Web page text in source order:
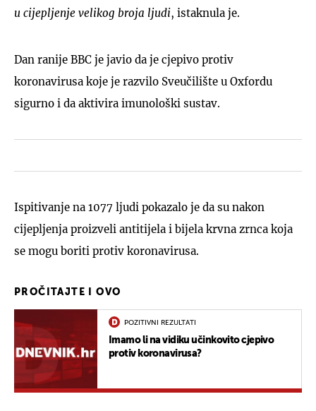
u cijepljenje velikog broja ljudi, istaknula je.
Dan ranije BBC je javio da je cjepivo protiv
koronavirusa koje je razvilo Sveučilište u Oxfordu
sigurno i da aktivira imunološki sustav.
Ispitivanje na 1077 ljudi pokazalo je da su nakon
cijepljenja proizveli antitijela i bijela krvna zrnca koja
se mogu boriti protiv koronavirusa.
PROČITAJTE I OVO
POZITIVNI REZULTATI
Imamo li na vidiku učinkovito cjepivo
protiv koronavirusa?